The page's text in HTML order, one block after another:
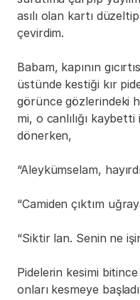
asılı olan kartı
çevirdim.
Babam, kapının
üstünde kestiği kır
görünce gözlerindeki
mi, o canlılığı
dönerken,
“Aleykümselam,
“Camiden çıktım
“Siktir lan. Senin ne
Pidelerin kesimi
onları kesmeye